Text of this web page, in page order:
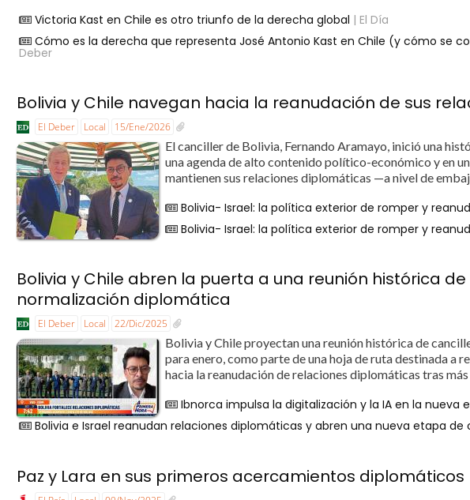
Victoria Kast en Chile es otro triunfo de la derecha global | El Día
Cómo es la derecha que representa José Antonio Kast en Chile (y cómo se
Deber
Bolivia y Chile navegan hacia la reanudación de sus
El Deber Local 15/Ene/2026
El canciller de Bolivia, Fernando Aramayo, inició una
una agenda de alto contenido político-económico y en
mantienen sus relaciones diplomáticas —a nivel de
Bolivia- Israel: la política exterior de romper y
Bolivia- Israel: la política exterior de romper y
Bolivia y Chile abren la puerta a una reunión histórica
normalización diplomática
El Deber Local 22/Dic/2025
Bolivia y Chile proyectan una reunión histórica de
para enero, como parte de una hoja de ruta destinada a
hacia la reanudación de relaciones diplomáticas tras más
Ibnorca impulsa la digitalización y la IA en la nueva
Bolivia e Israel reanudan relaciones diplomáticas y abren una nueva etapa de
Paz y Lara en sus primeros acercamientos diplomáticos